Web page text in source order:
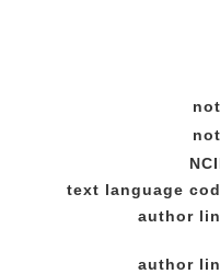
text language
author
author